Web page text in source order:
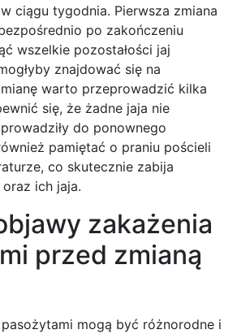
ciągu tygodnia. Pierwsza zmiana
po zakończeniu
wszelkie pozostałości jaj
znajdować się na
warto przeprowadzić kilka
się, że żadne jaja nie
do ponownego
pamiętać o praniu pościeli
co skutecznie zabija
ich jaja.
zakażenia
przed zmianą
mogą być różnorodne i